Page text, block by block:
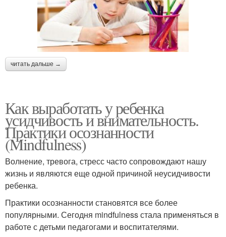
читать дальше →
Как выработать у ребенка
усидчивость и внимательность.
Практики осознанности
(Mindfulness)
Волнение, тревога, стресс часто сопровождают нашу
жизнь и являются еще одной причиной неусидчивости
ребенка.
Практики осознанности становятся все более
популярными. Сегодня mindfulness стала применяться в
работе с детьми педагогами и воспитателями.